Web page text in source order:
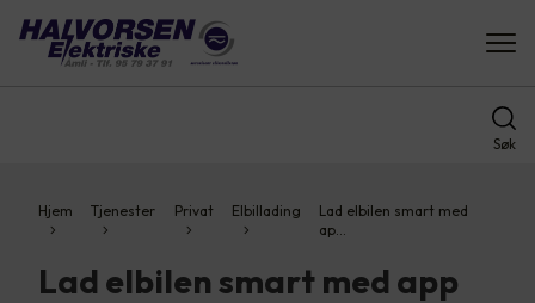
Søk
Hjem Tjenester Privat Elbillading
Lad elbilen smart med
ap…
Lad elbilen smart med app